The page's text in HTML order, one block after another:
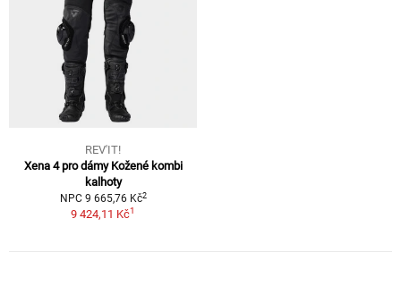
REV'IT!
Xena 4 pro dámy Kožené kombi
kalhoty
NPC 9 665,76 Kč2
9 424,11 Kč1